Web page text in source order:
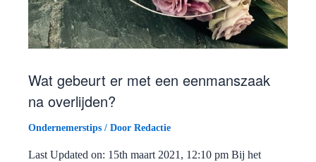
Wat gebeurt er met een eenmanszaak
na overlijden?
Ondernemerstips / Door Redactie
Last Updated on: 15th maart 2021, 12:10 pm Bij het